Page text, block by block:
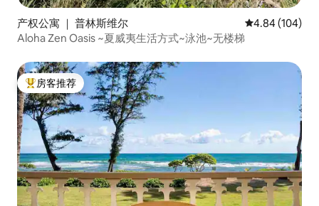
产权公寓 ｜ 普林斯维尔 平均评分 4.84
4.84 (104)
Aloha Zen Oasis ~夏威夷生活方式~泳池~无楼梯
热门「房客推荐」
房客推荐